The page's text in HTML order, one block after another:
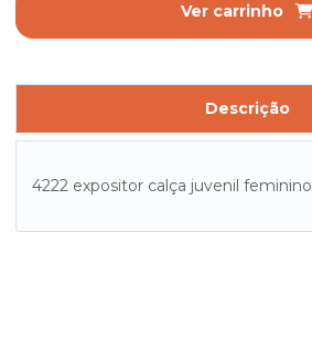
Ver carrinho
Descrição
4222 expositor calça juvenil feminino